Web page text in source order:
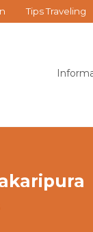
Tips Traveling